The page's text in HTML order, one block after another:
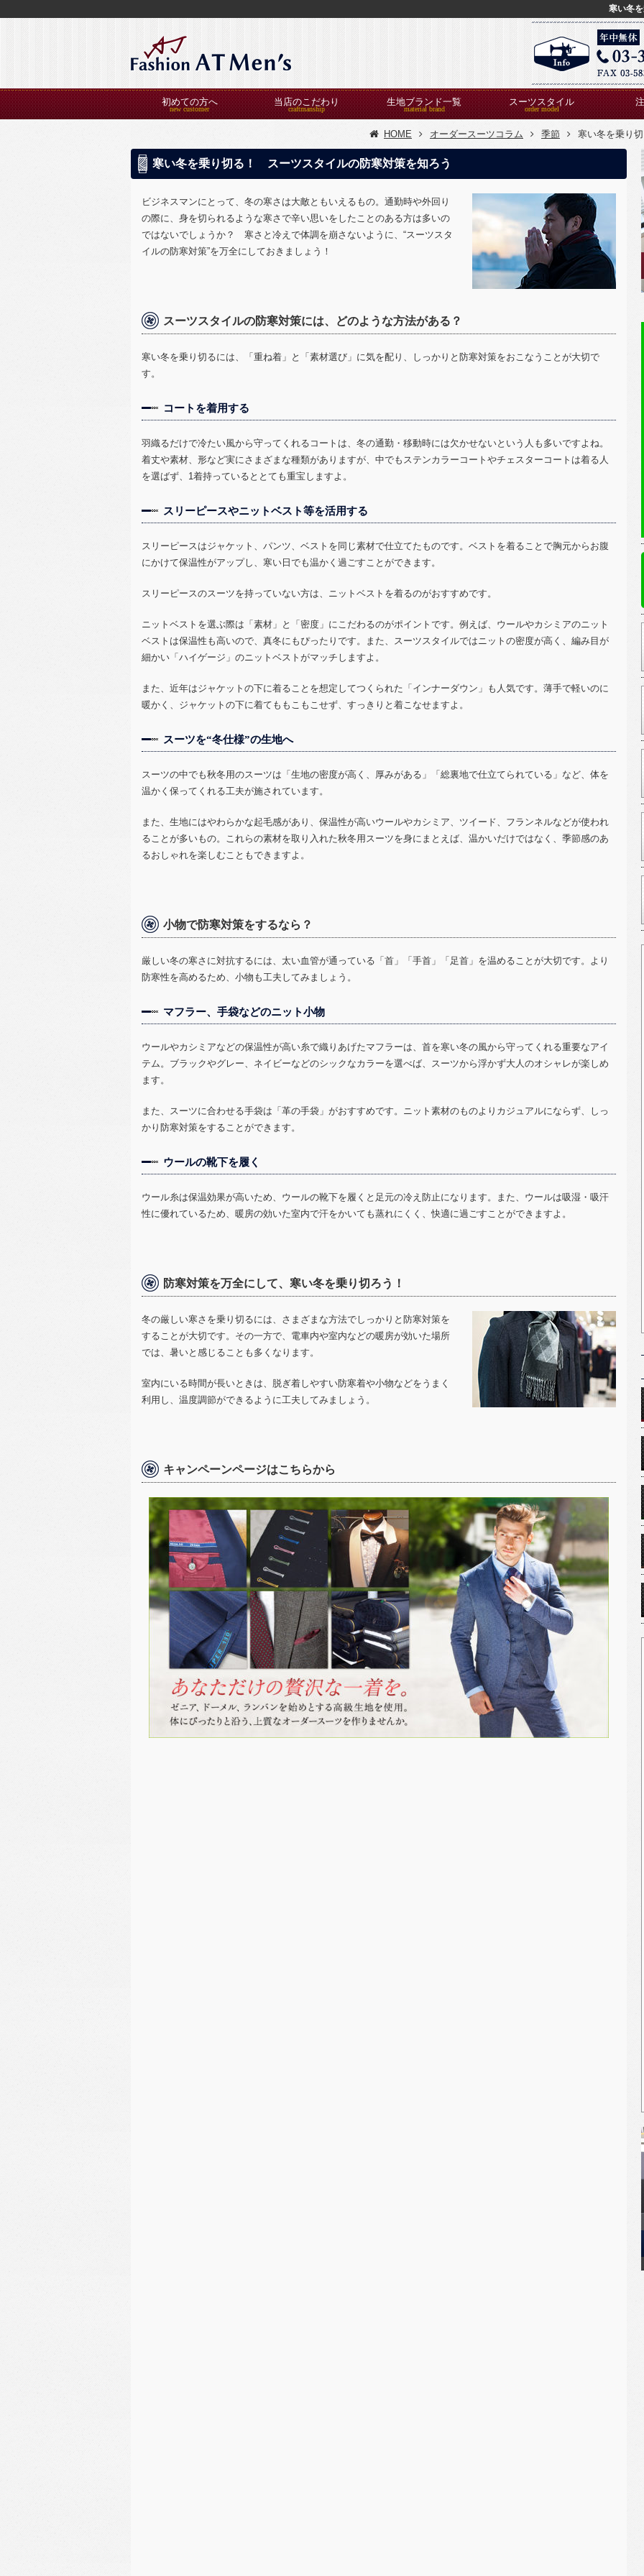
寒い冬
初めての方へ 当店のこだわり 生地ブランド一覧 スーツスタイル
HOME オーダースーツコラム 季節 寒い冬を乗り
寒い冬を乗り切る！ スーツスタイルの防寒対策を知ろう
ビジネスマンにとって、冬の寒さは大敵ともいえるもの。通勤時や外回り
の際に、身を切られるような寒さで辛い思いをしたことのある方は多いの
ではないでしょうか？ 寒さと冷えで体調を崩さないように、“スーツスタ
イルの防寒対策”を万全にしておきましょう！
スーツスタイルの防寒対策には、どのような方法がある？
寒い冬を乗り切るには、「重ね着」と「素材選び」に気を配り、しっかりと防寒対策をおこなうことが大切で
す。
コートを着用する
羽織るだけで冷たい風から守ってくれるコートは、冬の通勤・移動時には欠かせないという人も多いですよね。
着丈や素材、形など実にさまざまな種類がありますが、中でもステンカラーコートやチェスターコートは着る人
を選ばず、 1着持っているととても重宝しますよ。
スリーピースやニットベスト等を活用する
スリーピースはジャケット、パンツ、ベストを同じ素材で仕立てたものです。ベストを着ることで胸元からお腹
にかけて保温性がアップし、寒い日でも温かく過ごすことができます。
スリーピースのスーツを持っていない方は、ニットベストを着るのがおすすめです。
ニットベストを選ぶ際は「素材」と「密度」にこだわるのがポイントです。例えば、ウールやカシミアのニット
ベストは保温性も高いので、真冬にもぴったりです。また、スーツスタイルではニットの密度が高く、編み目が
細かい「ハイゲージ」のニットベストがマッチしますよ。
また、近年はジャケットの下に着ることを想定してつくられた「インナーダウン」も人気です。薄手で軽いのに
暖かく、ジャケットの下に着てももこもこせず、すっきりと着こなせますよ。
スーツを“冬仕様”の生地へ
スーツの中でも秋冬用のスーツは「生地の密度が高く、厚みがある」「総裏地で仕立てられている」など、体を
温かく保ってくれる工夫が施されています。
また、生地にはやわらかな起毛感があり、保温性が高いウールやカシミア、ツイード、フランネルなどが使われ
ることが多いもの。これらの素材を取り入れた秋冬用スーツを身にまとえば、温かいだけではなく、季節感のあ
るおしゃれを楽しむこともできますよ。
小物で防寒対策をするなら？
厳しい冬の寒さに対抗するには、太い血管が通っている「首」「手首」「足首」を温めることが大切です。より
防寒性を高めるため、小物も工夫してみましょう。
マフラー、手袋などのニット小物
ウールやカシミアなどの保温性が高い糸で織りあげたマフラーは、首を寒い冬の風から守ってくれる重要なアイ
テム。ブラックやグレー、ネイビーなどのシックなカラーを選べば、スーツから浮かず大人のオシャレが楽しめ
ます。
また、スーツに合わせる手袋は「革の手袋」がおすすめです。ニット素材のものよりカジュアルにならず、しっ
かり防寒対策をすることができます。
ウールの靴下を履く
ウール糸は保温効果が高いため、ウールの靴下を履くと足元の冷え防止になります。また、ウールは吸湿・吸汗
性に優れているため、暖房の効いた室内で汗をかいても蒸れにくく、快適に過ごすことができますよ。
防寒対策を万全にして、寒い冬を乗り切ろう！
冬の厳しい寒さを乗り切るには、さまざまな方法でしっかりと防寒対策を
することが大切です。その一方で、電車内や室内などの暖房が効いた場所
では、暑いと感じることも多くなります。
室内にいる時間が長いときは、脱ぎ着しやすい防寒着や小物などをうまく
利用し、温度調節ができるように工夫してみましょう。
キャンペーンページはこちらから